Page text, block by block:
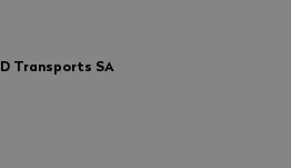
Transports SA